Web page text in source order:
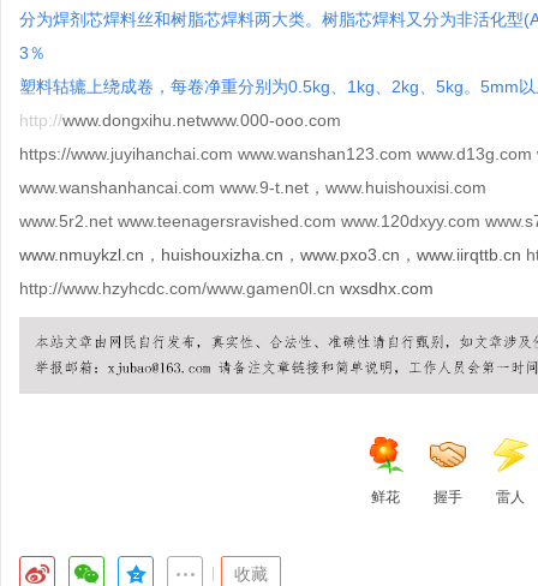
分为焊剂芯焊料丝和树脂芯焊料两大类。树脂芯焊料又分为非活化
3％
塑料轱辘上绕成卷，每卷净重分别为0.5kg、1kg、2kg、5kg。5mm
http://www.dongxihu.netwww.000-ooo.com
https://www.juyihanchai.com www.wanshan123.com
www.wanshanhancai.com www.9-t.net，www.huishouxisi.com
www.5r2.net www.teenagersravished.com www.120dxyy.com
www.nmuykzl.cn ， huishouxizha.cn ， www.pxo3.cn ， www.iirqttb.cn
http://www.hzyhcdc.com/www.gamen0l.cn wxsdhx.com
鲜花 握手 雷人
收藏